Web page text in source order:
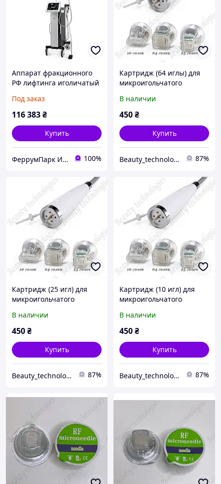
Аппарат фракционного
РФ лифтинга иголичатый
Под заказ
116 383₴
Купить
ФеррумПарк Интернет магазин 100%
Картридж (64 иглы) для
микроигольчатого
лифтинга
В наличии
450₴
Купить
Beauty_technologies_ 87%
Картридж (25 игл) для
микроигольчатого
лифтинга
В наличии
450₴
Купить
Beauty_technologies_ 87%
Картридж (10 игл) для
микроигольчатого
лифтинга
В наличии
450₴
Купить
Beauty_technologies_ 87%